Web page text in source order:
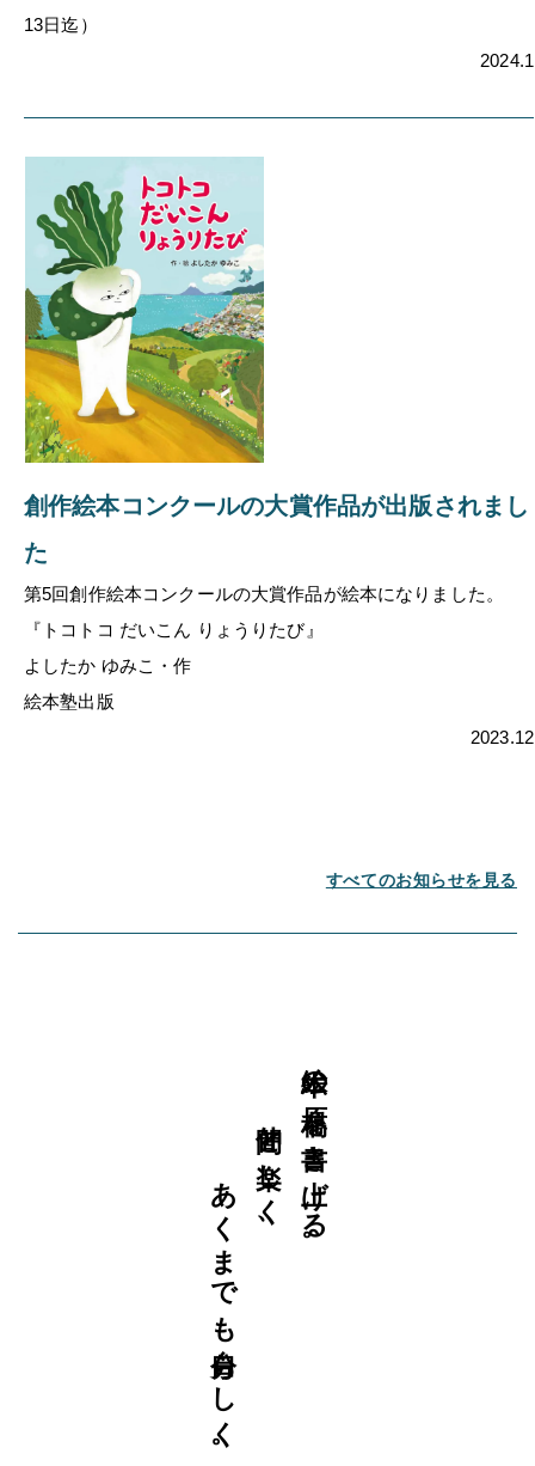
13日迄）
2024.1
創作絵本コンクールの大賞作品が出版されまし
た
第5回創作絵本コンクールの大賞作品が絵本になりました。
『トコトコ だいこん りょうりたび』
よしたか ゆみこ・作
絵本塾出版
2023.12
すべてのお知らせを見る
絵本の原稿を書き上げる。
仲間と楽しく、
あくまでも自分らしく。